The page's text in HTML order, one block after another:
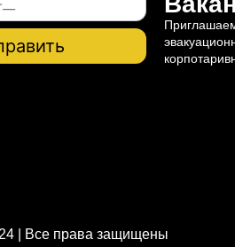
| Все права защищены